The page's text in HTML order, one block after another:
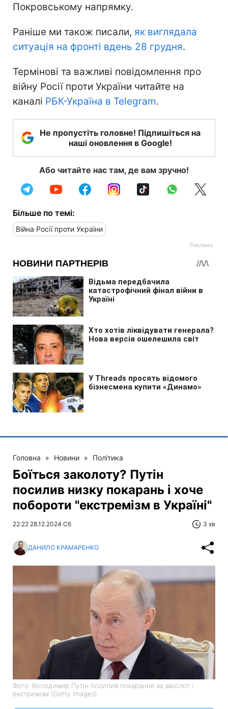
Покровському напрямку.
Раніше ми також писали, як виглядала
ситуація на фронті вдень 28 грудня.
Термінові та важливі повідомлення про
війну Росії проти України читайте на
каналі РБК-Україна в Telegram.
Не пропустіть головне! Підпишіться на
наші оновлення в Google!
Або читайте нас там, де вам зручно!
Більше по темі:
Війна Росії проти України
Головна » Новини » Політика
Боїться заколоту? Путін
посилив низку покарань і хоче
побороти "екстремізм в Україні"
22:22 28.12.2024 Сб 3 хв
ДАНИЛО КРАМАРЕНКО
Фото: Володимир Путін посилив покарання за заколот і
екстремізм (Getty Images)